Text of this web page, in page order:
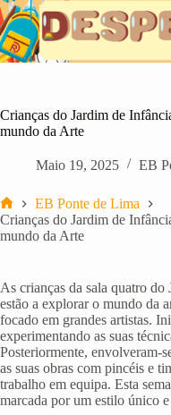
Pular
para
o
conteúdo
Crianças do Jardim de
mundo da Arte
Maio 19, 2025 EB
Início
EB Ponte de Lima
Crianças do Jardim de
mundo da Arte
As crianças da sala quatro
estão a explorar o mundo da
focado em grandes artistas.
experimentando as suas
Posteriormente, envolveram-
as suas obras com pincéis e
trabalho em equipa. Esta
marcada por um estilo único